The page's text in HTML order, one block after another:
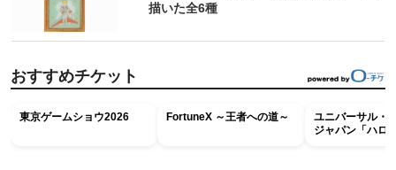
描いた全6種
おすすめチケット
東京ゲームショウ2026 FortuneX ～王者への道～
ユニバーサル・
ジャパン「ハロ